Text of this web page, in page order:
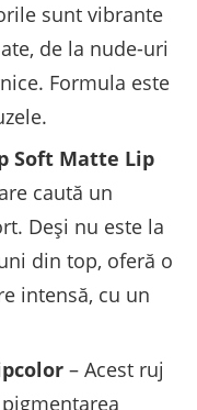
sunt vibrante
de la nude-uri
Formula este
Soft Matte Lip
caută un
Deși nu este la
din top, oferă o
intensă, cu un
– Acest ruj